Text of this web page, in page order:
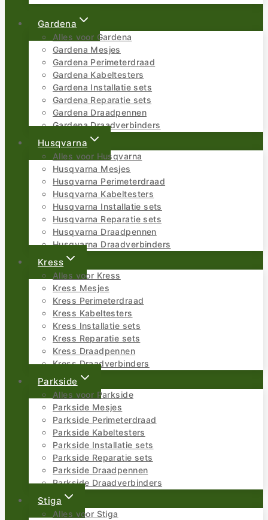
Gardena
Alles voor Gardena
Gardena Mesjes
Gardena Perimeterdraad
Gardena Kabeltesters
Gardena Installatie sets
Gardena Reparatie sets
Gardena Draadpennen
Gardena Draadverbinders
Husqvarna
Alles voor Husqvarna
Husqvarna Mesjes
Husqvarna Perimeterdraad
Husqvarna Kabeltesters
Husqvarna Installatie sets
Husqvarna Reparatie sets
Husqvarna Draadpennen
Husqvarna Draadverbinders
Kress
Alles voor Kress
Kress Mesjes
Kress Perimeterdraad
Kress Kabeltesters
Kress Installatie sets
Kress Reparatie sets
Kress Draadpennen
Kress Draadverbinders
Parkside
Alles voor Parkside
Parkside Mesjes
Parkside Perimeterdraad
Parkside Kabeltesters
Parkside Installatie sets
Parkside Reparatie sets
Parkside Draadpennen
Parkside Draadverbinders
Stiga
Alles voor Stiga